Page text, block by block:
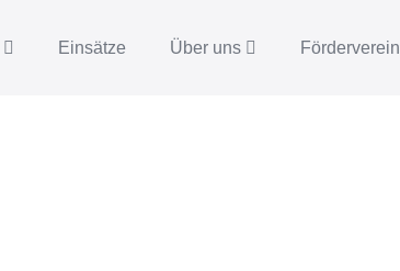
Einsätze Über uns Förderverein